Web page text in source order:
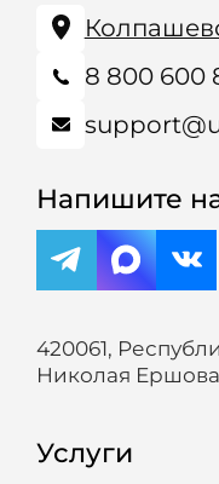
8 800 600
Напишите
420061,
Николая
Услуги